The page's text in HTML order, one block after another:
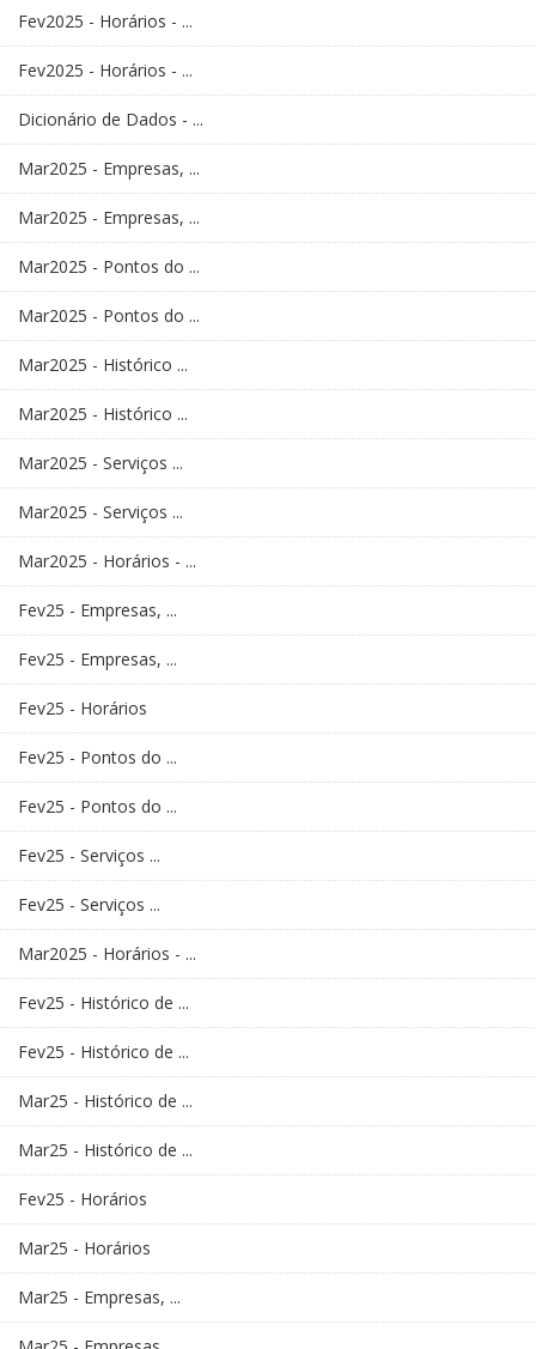
Fev2025 - Horários - ...
Fev2025 - Horários - ...
Dicionário de Dados - ...
Mar2025 - Empresas, ...
Mar2025 - Empresas, ...
Mar2025 - Pontos do ...
Mar2025 - Pontos do ...
Mar2025 - Histórico ...
Mar2025 - Histórico ...
Mar2025 - Serviços ...
Mar2025 - Serviços ...
Mar2025 - Horários - ...
Fev25 - Empresas, ...
Fev25 - Empresas, ...
Fev25 - Horários
Fev25 - Pontos do ...
Fev25 - Pontos do ...
Fev25 - Serviços ...
Fev25 - Serviços ...
Mar2025 - Horários - ...
Fev25 - Histórico de ...
Fev25 - Histórico de ...
Mar25 - Histórico de ...
Mar25 - Histórico de ...
Fev25 - Horários
Mar25 - Horários
Mar25 - Empresas, ...